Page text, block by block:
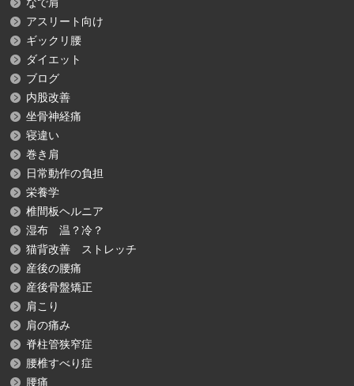
アスリート向け
ギックリ腰
ダイエット
ブログ
内股改善
坐骨神経痛
寝違い
巻き肩
日常動作の負担
栄養学
椎間板ヘルニア
湿布 温？冷？
猫背改善 ストレッチ
産後の腰痛
産後骨盤矯正
肩こり
肩の痛み
脊柱管狭窄症
腰椎すべり症
腰痛